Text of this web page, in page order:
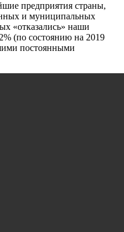
предприятия страны,
и муниципальных
«отказались» наши
(по состоянию на 2019
постоянными